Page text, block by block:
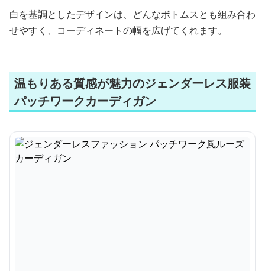
白を基調としたデザインは、どんなボトムスとも組み合わ
せやすく、コーディネートの幅を広げてくれます。
温もりある質感が魅力のジェンダーレス服装
パッチワークカーディガン